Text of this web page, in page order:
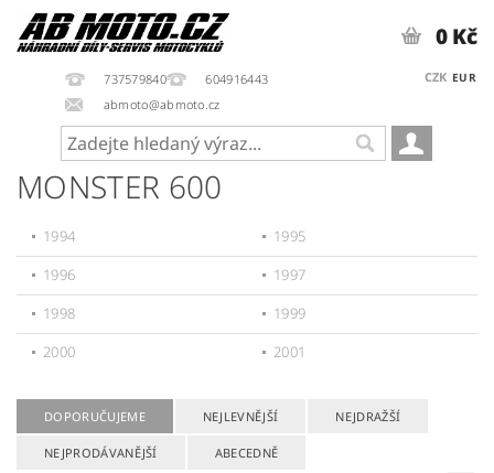
737579840
604916443
abmoto@abmoto.cz
CZK EUR
0 Kč
MONSTER 600
1994
1995
1996
1997
1998
1999
2000
2001
DOPORUČUJEME NEJLEVNĚJŠÍ NEJDRAŽŠÍ
NEJPRODÁVANĚJŠÍ ABECEDNĚ